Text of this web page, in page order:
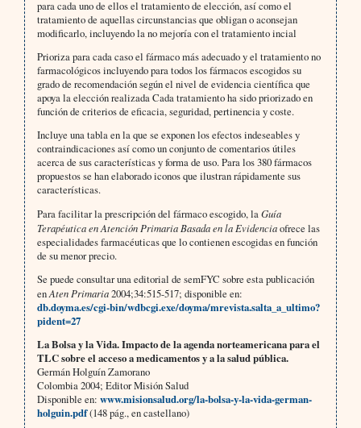
para cada uno de ellos el tratamiento de elección, así como el
tratamiento de aquellas circunstancias que obligan o aconsejan
modificarlo, incluyendo la no mejoría con el tratamiento incial
Prioriza para cada caso el fármaco más adecuado y el tratamiento no
farmacológicos incluyendo para todos los fármacos escogidos su
grado de recomendación según el nivel de evidencia científica que
apoya la elección realizada Cada tratamiento ha sido priorizado en
función de criterios de eficacia, seguridad, pertinencia y coste.
Incluye una tabla en la que se exponen los efectos indeseables y
contraindicaciones así como un conjunto de comentarios útiles
acerca de sus características y forma de uso. Para los 380 fármacos
propuestos se han elaborado iconos que ilustran rápidamente sus
características.
Para facilitar la prescripción del fármaco escogido, laGuía
Terapéutica en Atención Primaria Basada en la Evidenciaofrece las
especialidades farmacéuticas que lo contienen escogidas en función
de su menor precio.
Se puede consultar una editorial de semFYC sobre esta publicación
enAten Primaria2004;34:515-517; disponible en:
db.doyma.es/cgi-bin/wdbcgi.exe/doyma/mrevista.salta_a_ultimo?
pident=27
La Bolsa y la Vida. Impacto de la agenda norteamericana para el
TLC sobre el acceso a medicamentos y a la salud pública.
Germán Holguín Zamorano
Colombia 2004; Editor Misión Salud
Disponible en: www.misionsalud.org/la-bolsa-y-la-vida-german-
holguin.pdf(148 pág., en castellano)